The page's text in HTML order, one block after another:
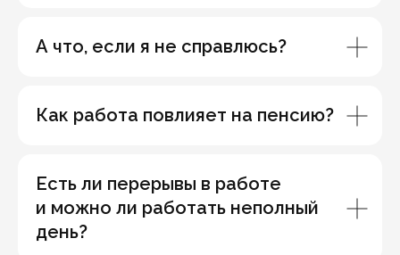
А что, если я не справлюсь?
Как работа повлияет на пенсию?
Есть ли перерывы в работе
и можно ли работать неполный
день?